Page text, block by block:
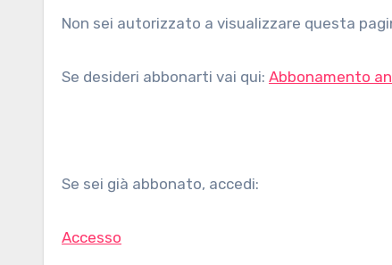
Non sei autorizzato a visualizzare questa
Se desideri abbonarti vai qui: Abbonamento
Se sei già abbonato, accedi:
Accesso